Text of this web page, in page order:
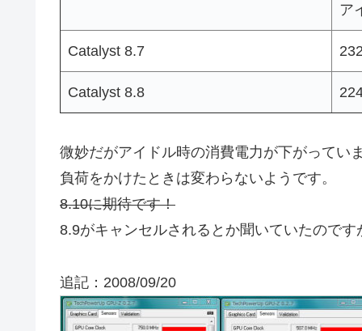
ア
Catalyst 8.7
Catalyst 8.8
微妙だがアイドル時の消費電力が下がっていま
負荷をかけたときは変わらないようです。
8.10に期待です！
8.9がキャンセルされるとか聞いていたのです
追記：2008/09/20